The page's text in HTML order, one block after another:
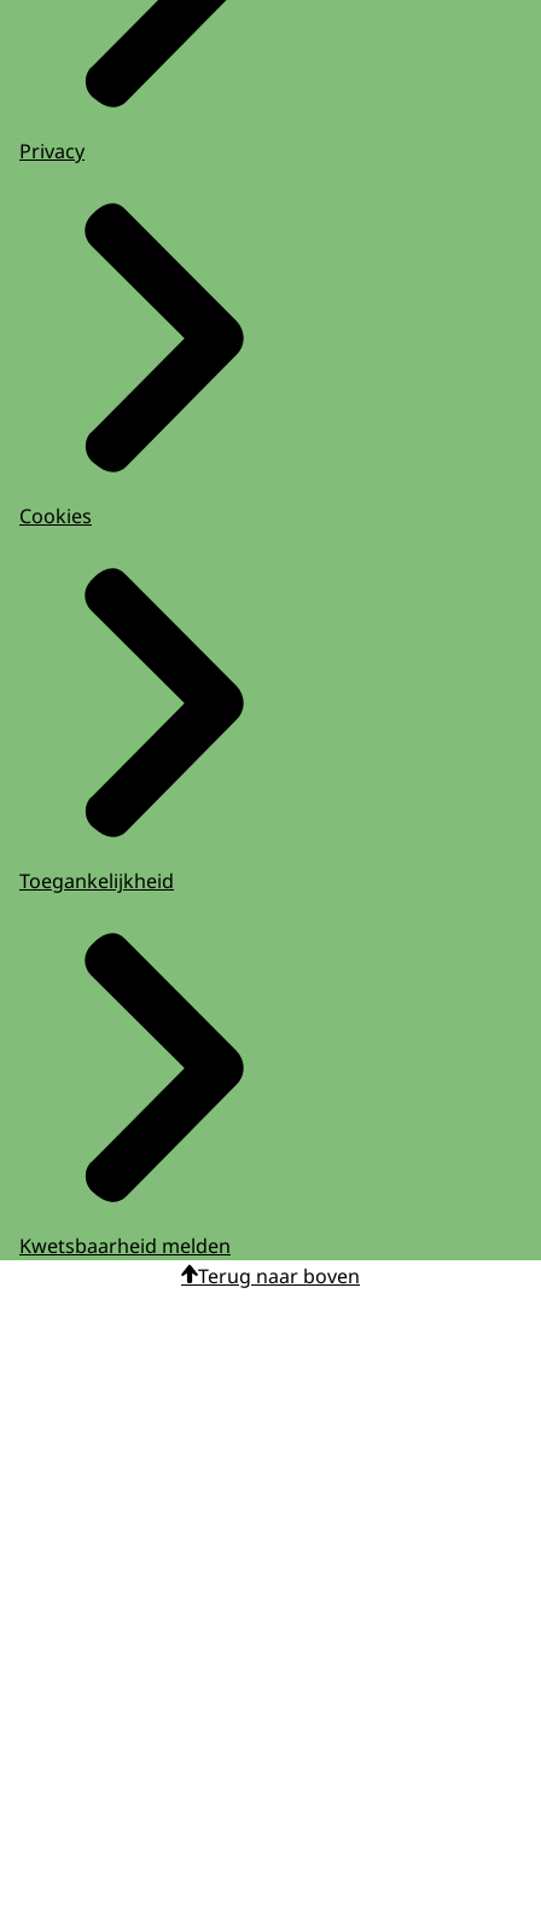
Privacy
Cookies
Toegankelijkheid
Kwetsbaarheid melden
Terug naar boven